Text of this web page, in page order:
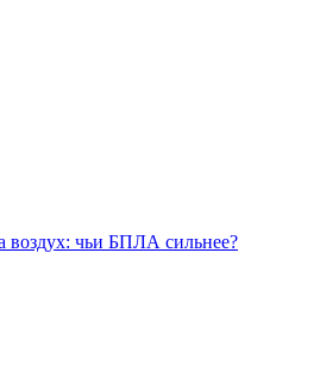
воздух: чьи БПЛА сильнее?